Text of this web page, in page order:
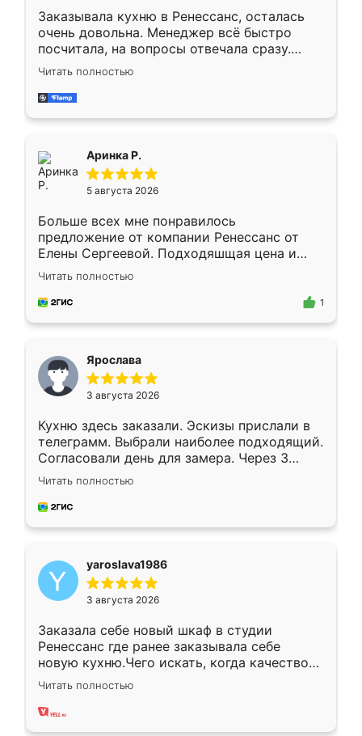
Заказывала кухню в Ренессанс, осталась
очень довольна. Менеджер всё быстро
посчитала, на вопросы отвечала сразу.
Замерщик приехал в субботу, подошёл к
делу со всей ответственностью. Собрали
за день, ребята работали аккуратно, даже
Читать полностью
Аринка Р.
5 августа 2026
Больше всех мне понравилось
предложение от компании Ренессанс от
Елены Сергеевой. Подходяшщая цена и
короткие сроки изготовления. Приехавший
для замера сотрудник Владислав
предложил по моему эскизу самый
Читать полностью
1
Ярослава
3 августа 2026
Кухню здесь заказали. Эскизы прислали в
телеграмм. Выбрали наиболее подходящий.
Согласовали день для замера. Через 3
недели кухня была уже готова. Остались
довольны работой. Спасибо Ренессанс
мебель за качественную работу!
Читать полностью
yaroslava1986
3 августа 2026
Заказала себе новый шкаф в студии
Ренессанс где ранее заказывала себе
новую кухню.Чего искать, когда качеством
вполне довольна. Служит кухня уже почти
два года, нареканий нет.
Читать полностью